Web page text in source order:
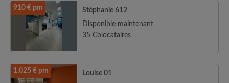
910 € pm
Stéphanie 612
Disponible maintenant
35 Colocataires
1.025 € pm
Louise 01